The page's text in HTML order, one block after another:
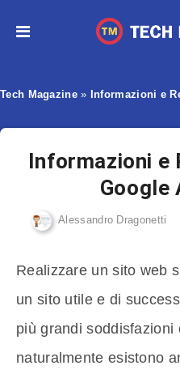
Tech Magazine» Informazioni e
Informazioni e
Google
Alessandro Dragonetti
Realizzare un sito web
un sito utile e di
più grandi
naturalmente esistono